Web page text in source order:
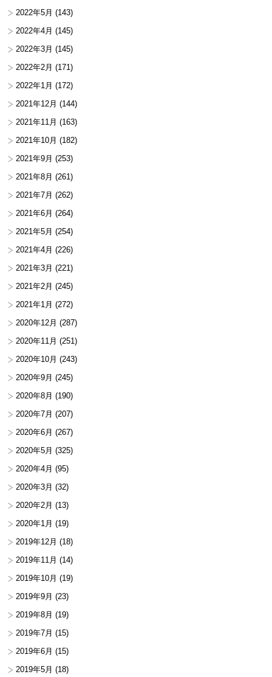
2022年5月 (143)
2022年4月 (145)
2022年3月 (145)
2022年2月 (171)
2022年1月 (172)
2021年12月 (144)
2021年11月 (163)
2021年10月 (182)
2021年9月 (253)
2021年8月 (261)
2021年7月 (262)
2021年6月 (264)
2021年5月 (254)
2021年4月 (226)
2021年3月 (221)
2021年2月 (245)
2021年1月 (272)
2020年12月 (287)
2020年11月 (251)
2020年10月 (243)
2020年9月 (245)
2020年8月 (190)
2020年7月 (207)
2020年6月 (267)
2020年5月 (325)
2020年4月 (95)
2020年3月 (32)
2020年2月 (13)
2020年1月 (19)
2019年12月 (18)
2019年11月 (14)
2019年10月 (19)
2019年9月 (23)
2019年8月 (19)
2019年7月 (15)
2019年6月 (15)
2019年5月 (18)